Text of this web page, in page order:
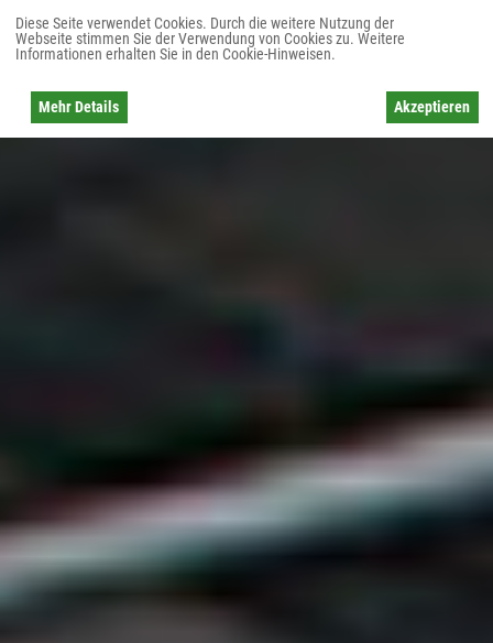
Diese Seite verwendet Cookies. Durch die weitere Nutzung der
Webseite stimmen Sie der Verwendung von Cookies zu. Weitere
Informationen erhalten Sie in den Cookie-Hinweisen.
Mehr Details Akzeptieren